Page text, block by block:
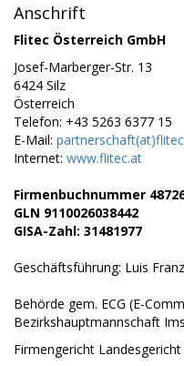
Anschrift
Flitec Österreich GmbH
Josef-Marberger-Str. 13
6424 Silz
Österreich
Telefon: +43 5263 6377 15
E-Mail:
Internet: www.flitec.at
Firmenbuchnummer
GLN 9110026038442
GISA-Zahl: 31481977
Geschäftsführung: Luis
Behörde gem. ECG (E-
Bezirkshauptmannschaft
Firmengericht